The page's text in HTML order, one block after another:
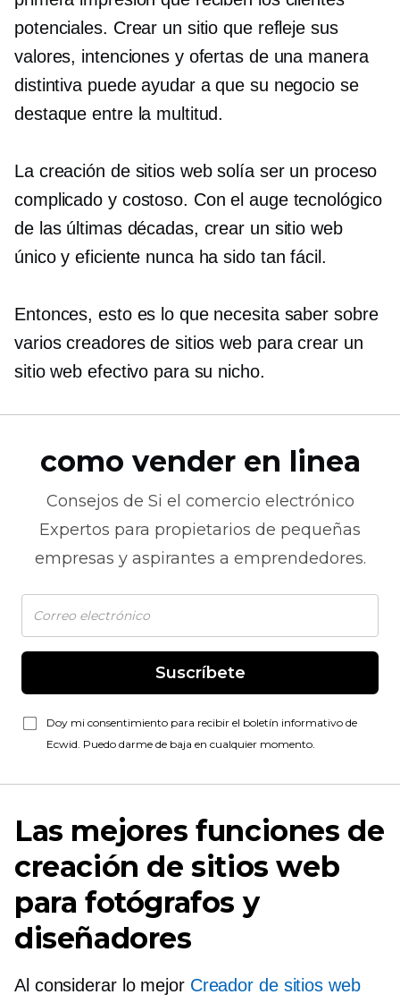
potenciales. Crear un sitio que refleje sus
valores, intenciones y ofertas de una manera
distintiva puede ayudar a que su negocio se
destaque entre la multitud.
La creación de sitios web solía ser un proceso
complicado y costoso. Con el auge tecnológico
de las últimas décadas, crear un sitio web
único y eficiente nunca ha sido tan fácil.
Entonces, esto es lo que necesita saber sobre
varios creadores de sitios web para crear un
sitio web efectivo para su nicho.
como vender en linea
Consejos de Si el comercio electrónico
Expertos para propietarios de pequeñas
empresas y aspirantes a emprendedores.
Suscríbete
Doy mi consentimiento para recibir el boletín informativo de
Ecwid. Puedo darme de baja en cualquier momento.
Las mejores funciones de
creación de sitios web
para fotógrafos y
diseñadores
Al considerar lo mejor Creador de sitios web